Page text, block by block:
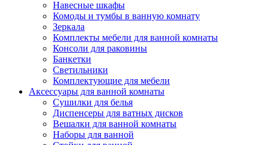
Навесные шкафы
Комоды и тумбы в ванную комнату
Зеркала
Комплекты мебели для ванной комнаты
Консоли для раковины
Банкетки
Светильники
Комплектующие для мебели
Аксессуары для ванной комнаты
Сушилки для белья
Диспенсеры для ватных дисков
Вешалки для ванной комнаты
Наборы для ванной